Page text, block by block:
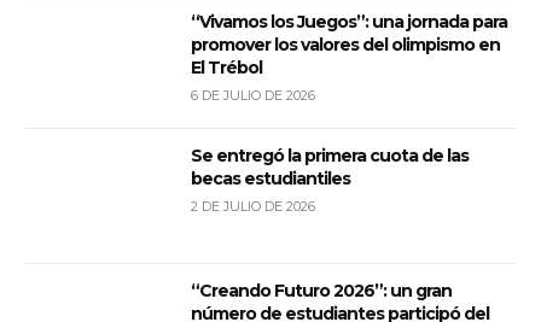
“Vivamos los Juegos”: una jornada para
promover los valores del olimpismo en
El Trébol
6 DE JULIO DE 2026
Se entregó la primera cuota de las
becas estudiantiles
2 DE JULIO DE 2026
“Creando Futuro 2026”: un gran
número de estudiantes participó del